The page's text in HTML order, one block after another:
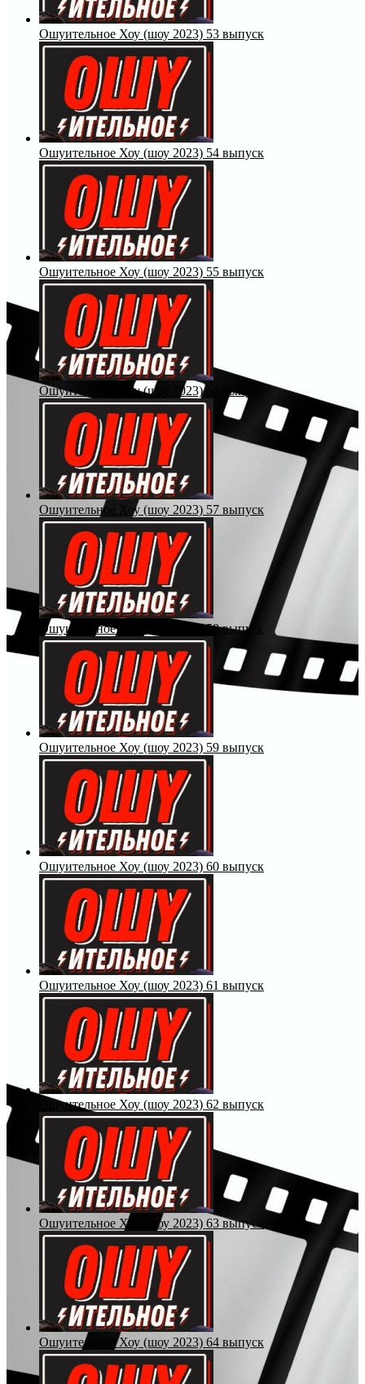
Ошуительное Хоу (шоу 2023) 53 выпуск
Ошуительное Хоу (шоу 2023) 54 выпуск
Ошуительное Хоу (шоу 2023) 55 выпуск
Ошуительное Хоу (шоу 2023) 56 выпуск
Ошуительное Хоу (шоу 2023) 57 выпуск
Ошуительное Хоу (шоу 2023) 58 выпуск
Ошуительное Хоу (шоу 2023) 59 выпуск
Ошуительное Хоу (шоу 2023) 60 выпуск
Ошуительное Хоу (шоу 2023) 61 выпуск
Ошуительное Хоу (шоу 2023) 62 выпуск
Ошуительное Хоу (шоу 2023) 63 выпуск
Ошуительное Хоу (шоу 2023) 64 выпуск